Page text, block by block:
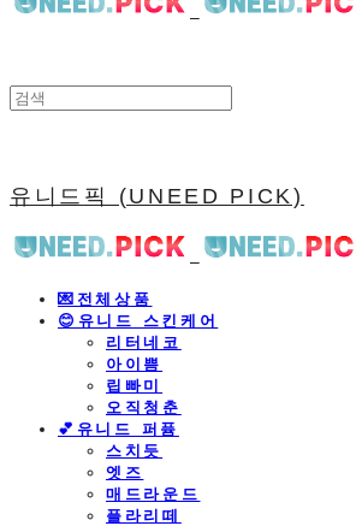
유니드픽 (UNEED PICK)
💌전체상품
😊유니드 스킨케어
리터네코
아이쁨
립빠미
오직청춘
💕유니드 퍼퓸
스치듯
엣즈
매드라운드
플라리떼